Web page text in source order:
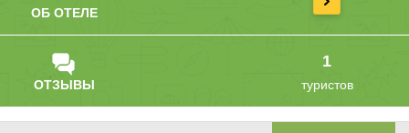
ОБ ОТЕЛЕ
ОТЗЫВЫ
1
туристов